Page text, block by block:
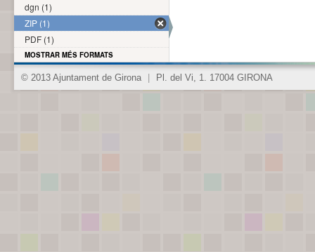
dgn (1)
ZIP (1)
PDF (1)
MOSTRAR MÉS FORMATS
© 2013 Ajuntament de Girona Pl. del Vi, 1. 17004 GIRONA